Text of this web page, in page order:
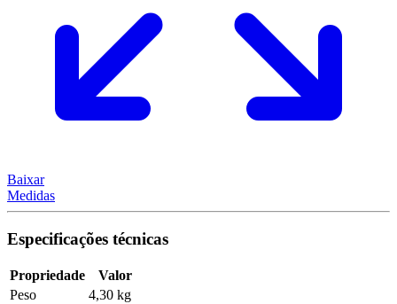
Baixar
Medidas
Especificações técnicas
Propriedade
Valor
Peso
4,30 kg